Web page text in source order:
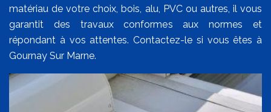
matériau de votre choix, bois, alu, PVC ou autres, il vous
garantit des travaux conformes aux normes et
répondant à vos attentes. Contactez-le si vous êtes à
Gournay Sur Marne.